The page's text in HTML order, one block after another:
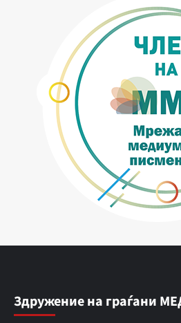
Здружение на граѓани